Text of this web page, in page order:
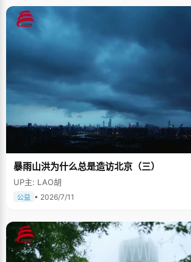
暴雨山洪为什么总是造访北京（三）
UP主: LAO胡
公益 • 2026/7/11